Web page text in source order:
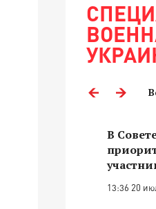
В
13:36 20